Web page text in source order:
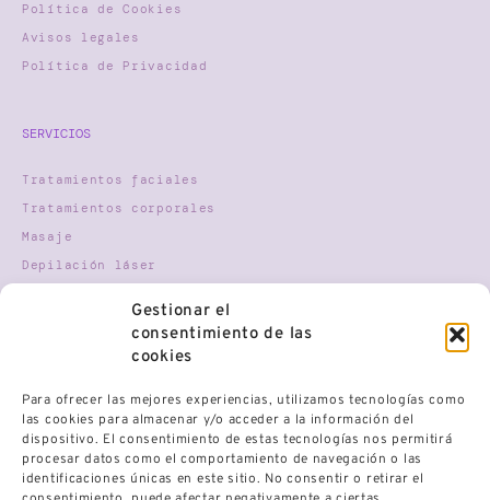
Gestionar el
consentimiento de las
cookies
Para ofrecer las mejores experiencias, utilizamos tecnologías como
las cookies para almacenar y/o acceder a la información del
dispositivo. El consentimiento de estas tecnologías nos permitirá
procesar datos como el comportamiento de navegación o las
identificaciones únicas en este sitio. No consentir o retirar el
Política de Cookies
Avisos legales
Política de Privacidad
SERVICIOS
Tratamientos faciales
Tratamientos corporales
Masaje
Depilación láser
HORARIO
Lunes 9:30 AM - 21:00 PM
Martes 9:30 AM - 21:00 PM
Miércoles 9:30 AM - 21:00 PM
Jueves 9:30 AM - 21:00 PM